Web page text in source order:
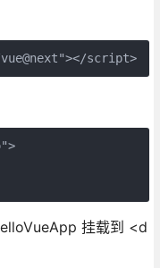
script>
挂载到 <d